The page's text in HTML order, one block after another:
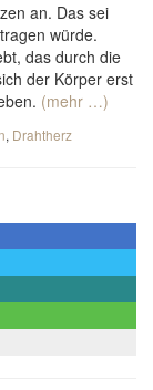
an. Das sei
würde.
das durch die
der Körper erst
(mehr …)
, Drahtherz